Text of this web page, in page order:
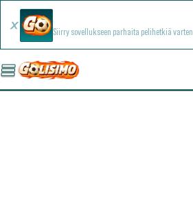
Siirry sovellukseen parhaita pelihetkiä varten